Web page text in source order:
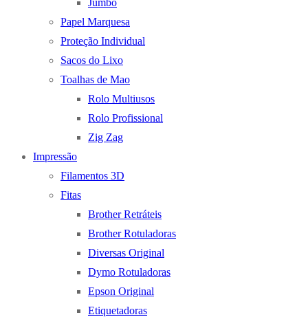
Jumbo
Papel Marquesa
Proteção Individual
Sacos do Lixo
Toalhas de Mao
Rolo Multiusos
Rolo Profissional
Zig Zag
Impressão
Filamentos 3D
Fitas
Brother Retráteis
Brother Rotuladoras
Diversas Original
Dymo Rotuladoras
Epson Original
Etiquetadoras